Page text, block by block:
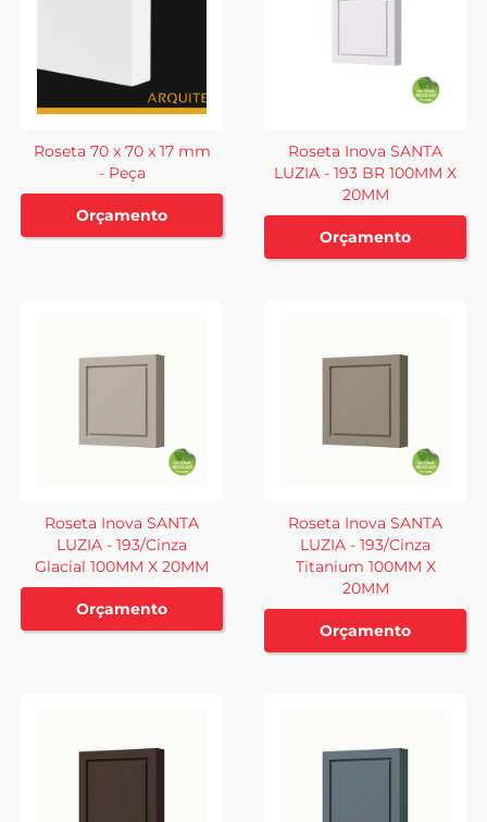
Roseta 70 x 70 x 17 mm
- Peça
Orçamento
Roseta Inova SANTA
LUZIA - 193 BR 100MM X
20MM
Orçamento
Roseta Inova SANTA
LUZIA - 193/Cinza
Glacial 100MM X 20MM
Orçamento
Roseta Inova SANTA
LUZIA - 193/Cinza
Titanium 100MM X
20MM
Orçamento